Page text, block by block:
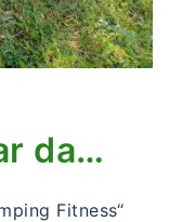
da…
Fitness“